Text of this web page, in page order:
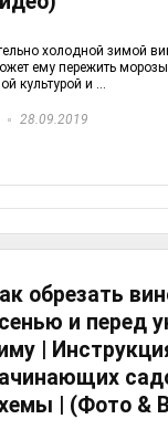
холодной зимой
ему пережить
культурой и ...
28.09.2019
обрезать
и перед
|
| (Фото &